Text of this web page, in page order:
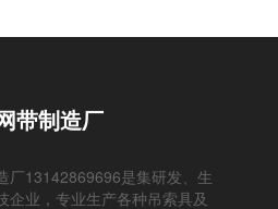
带制造厂
厂13142869696是集研发、生
企业，专业生产各种吊索具及